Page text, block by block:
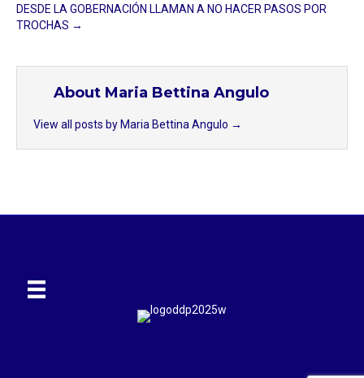
DESDE LA GOBERNACIÓN LLAMAN A NO HACER PASOS POR
TROCHAS →
About Maria Bettina Angulo
View all posts by Maria Bettina Angulo →